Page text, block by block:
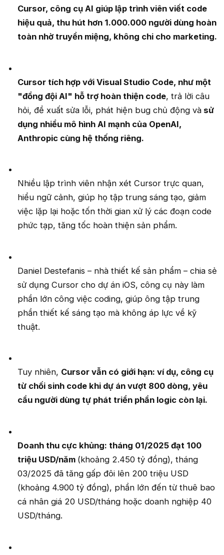
Cursor, công cụ AI giúp lập trình viên viết code
hiệu quả, thu hút hơn 1.000.000 người dùng hoàn
toàn nhờ truyền miệng, không chi cho marketing.
Cursor tích hợp với Visual Studio Code, như một
"đồng đội AI" hỗ trợ hoàn thiện code, trả lời câu
hỏi, đề xuất sửa lỗi, phát hiện bug chủ động và sử
dụng nhiều mô hình AI mạnh của OpenAI,
Anthropic cùng hệ thống riêng.
Nhiều lập trình viên nhận xét Cursor trực quan,
hiểu ngữ cảnh, giúp họ tập trung sáng tạo, giảm
việc lặp lại hoặc tốn thời gian xử lý các đoạn code
phức tạp, tăng tốc hoàn thiện sản phẩm.
Daniel Destefanis – nhà thiết kế sản phẩm – chia sẻ
sử dụng Cursor cho dự án iOS, công cụ này làm
phần lớn công việc coding, giúp ông tập trung
phần thiết kế sáng tạo mà không áp lực về kỹ
thuật.
Tuy nhiên, Cursor vẫn có giới hạn: ví dụ, công cụ
từ chối sinh code khi dự án vượt 800 dòng, yêu
cầu người dùng tự phát triển phần logic còn lại.
Doanh thu cực khủng: tháng 01/2025 đạt 100
triệu USD/năm (khoảng 2.450 tỷ đồng), tháng
03/2025 đã tăng gấp đôi lên 200 triệu USD
(khoảng 4.900 tỷ đồng), phần lớn đến từ thuê bao
cá nhân giá 20 USD/tháng hoặc doanh nghiệp 40
USD/tháng.